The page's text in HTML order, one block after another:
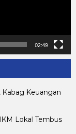
02:49
Keuangan
Lokal Tembus